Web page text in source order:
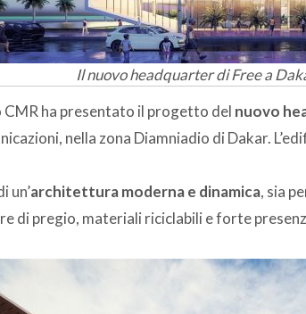
Il nuovo headquarter di Free a
ha presentato il progetto del nuovo
nella zona Diamniadio di Dakar.
un’architettura moderna e dinamica, sia
di pregio, materiali riciclabili e forte